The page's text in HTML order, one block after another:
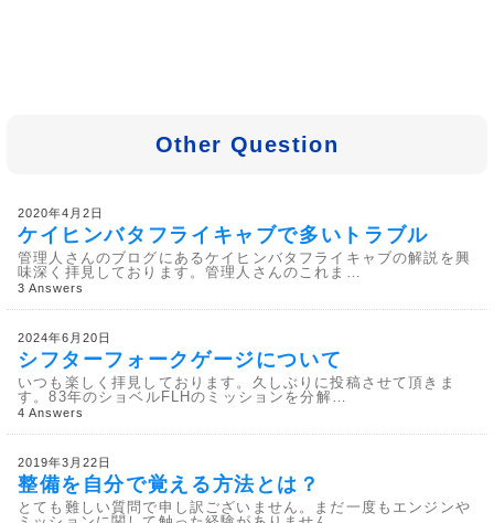
Other Question
2020年4月2日
ケイヒンバタフライキャブで多いトラブル
管理人さんのブログにあるケイヒンバタフライキャブの解説を興
味深く拝見しております。管理人さんのこれま…
3 Answers
2024年6月20日
シフターフォークゲージについて
いつも楽しく拝見しております。久しぶりに投稿させて頂きま
す。83年のショベルFLHのミッションを分解…
4 Answers
2019年3月22日
整備を自分で覚える方法とは？
とても難しい質問で申し訳ございません。まだ一度もエンジンや